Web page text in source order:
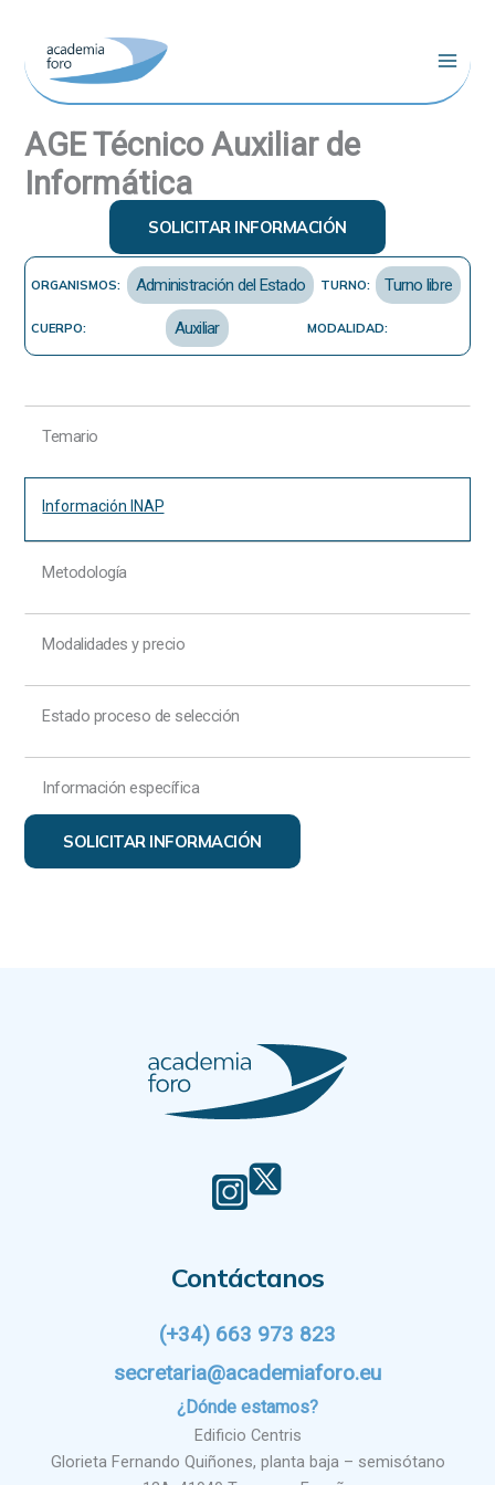
contenido
AGE Técnico Auxiliar de
Informática
SOLICITAR INFORMACIÓN
ORGANISMOS: Administración del Estado TURNO: Turno libre
CUERPO: Auxiliar MODALIDAD:
Temario
Información INAP
Metodología
Modalidades y precio
Estado proceso de selección
Información específica
SOLICITAR INFORMACIÓN
Contáctanos
(+34) 663 973 823
secretaria@academiaforo.eu
¿Dónde estamos?
Edificio Centris
Glorieta Fernando Quiñones, planta baja – semisótano